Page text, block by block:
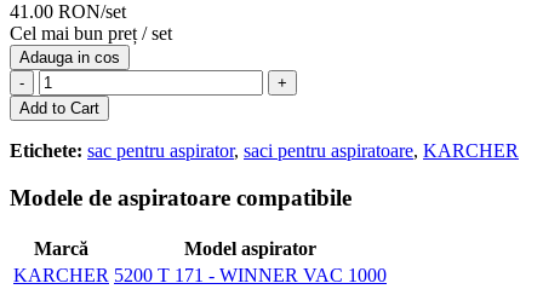
41.00 RON/set
Cel mai bun preț / set
Adauga in cos
-
+
Add to Cart
Etichete: sac pentru aspirator, saci pentru aspiratoare, KARCHER
Modele de aspiratoare compatibile
Marcă
Model aspirator
KARCHER 5200 T 171 - WINNER VAC 1000